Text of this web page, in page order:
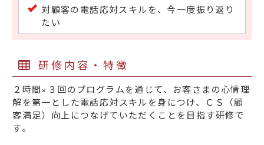
対顧客の電話応対スキルを、今一度振り返り
たい
研修内容・特徴
２時間×３回のプログラムを通じて、お客さまの心情理
解を第一とした電話応対スキルを身につけ、ＣＳ（顧
客満足）向上につなげていただくことを目指す研修で
す。